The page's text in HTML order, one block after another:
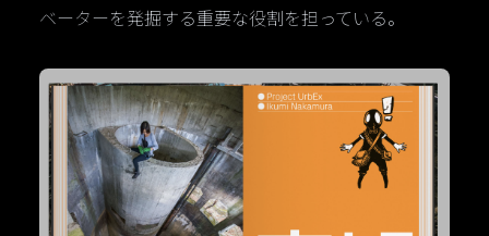
ベーターを発掘する重要な役割を担っている。